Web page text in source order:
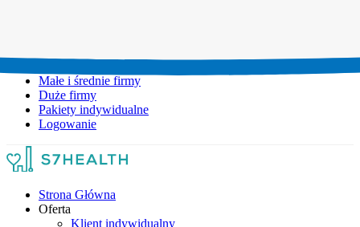
Małe i średnie firmy
Duże firmy
Pakiety indywidualne
Logowanie
Strona Główna
Oferta
Klient indywidualny